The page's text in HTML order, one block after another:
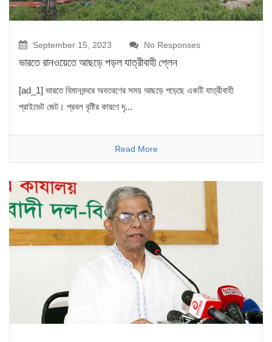
September 15, 2023 No Responses
ভারতে রানওয়েতে আছড়ে পড়ল যাত্রীবাহী প্লেন
[ad_1] ভারতে বিমানবন্দরে অবতরণের সময় আছড়ে পড়েছে একটি যাত্রীবাহী
প্রাইভেট জেট। প্রবল বৃষ্টির কারণে দৃ...
Read More